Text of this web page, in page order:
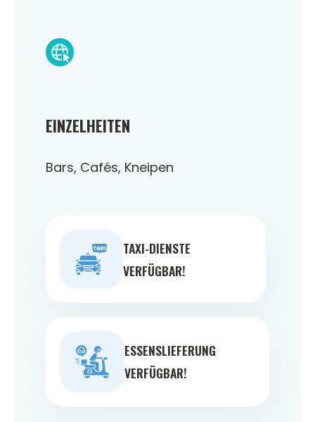
EINZELHEITEN
Bars, Cafés, Kneipen
TAXI-DIENSTE
VERFÜGBAR!
ESSENSLIEFERUNG
VERFÜGBAR!